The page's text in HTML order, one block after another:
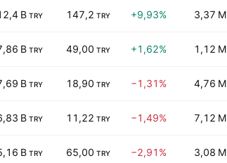
B TRY 147,2 TRY +9,93% 3,37 M
B TRY 49,00 TRY +1,62% 1,12 M
B TRY 18,90 TRY −1,31% 4,76 M
B TRY 11,22 TRY −1,49% 7,12 M
B TRY 65,00 TRY −2,91% 3,08 M